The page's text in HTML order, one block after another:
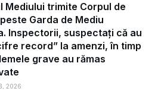
Mediului trimite Corpul de
Garda de Mediu
Inspectorii, suspectați că au
record” la amenzi, în timp
grave au rămas
2026